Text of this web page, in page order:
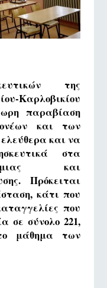
της
Καρλοβικίου
παραβίαση
και των
και να
στα
και
Πρόκειται
κάτι που
που
σε σύνολο 221,
μάθημα των